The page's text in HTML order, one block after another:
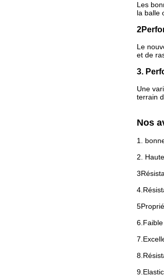
Les
la balle
Le
et de
3.
Une
terrain
Nos
1.
2.